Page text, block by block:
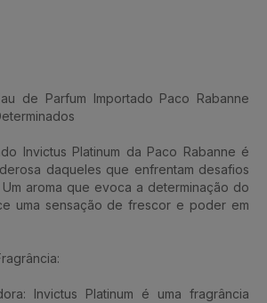
de Parfum Importado Paco Rabanne
Invictus Platinum da Paco Rabanne é
daqueles que enfrentam desafios
aroma que evoca a determinação do
uma sensação de frescor e poder em
Invictus Platinum é uma fragrância